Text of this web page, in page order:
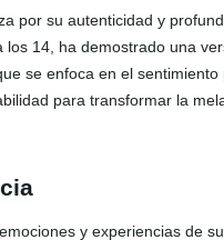
por su autenticidad y
14, ha demostrado una
se enfoca en el sentimiento
para transformar la
y experiencias de